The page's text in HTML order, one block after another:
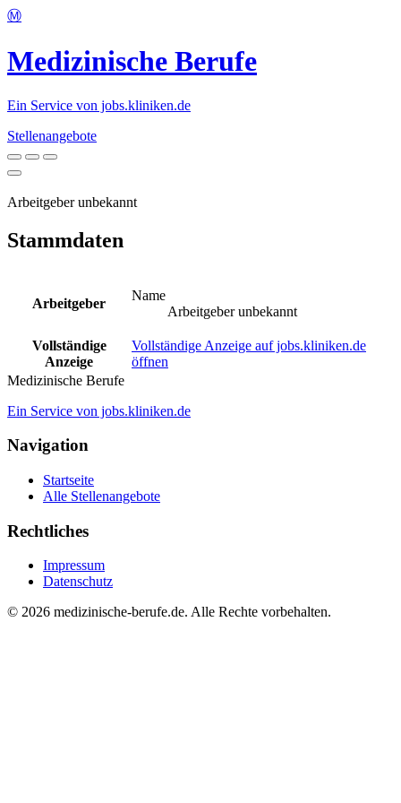
Ⓜ️
Medizinische Berufe
Ein Service von jobs.kliniken.de
Stellenangebote
Arbeitgeber unbekannt
Stammdaten
Arbeitgeber
Name
Arbeitgeber unbekannt
Vollständige
Anzeige
Vollständige Anzeige auf jobs.kliniken.de
öffnen
Medizinische Berufe
Ein Service von jobs.kliniken.de
Navigation
Startseite
Alle Stellenangebote
Rechtliches
Impressum
Datenschutz
© 2026 medizinische-berufe.de. Alle Rechte vorbehalten.